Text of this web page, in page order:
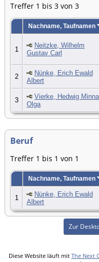
Treffer 1 bis 3 von 3
Nachname, Taufnamen
1
Neitzke, Wilhelm
Gustav Carl
2
Nünke, Erich Ewald
Albert
3
Vierke, Hedwig Minna
Olga
Beruf
Treffer 1 bis 1 von 1
Nachname, Taufnamen
1
Nünke, Erich Ewald
Albert
Zur
Diese Website läuft mit The Next